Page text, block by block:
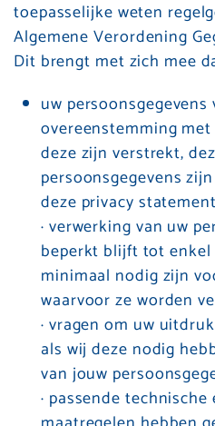
toepasselijke weten
Algemene Verordening
Dit brengt met zich mee
uw
overeenstemming
deze zijn verstrekt,
persoonsgegevens
deze privacy
· verwerking van uw
beperkt blijft tot enkel
minimaal nodig zijn
waarvoor ze worden
· vragen om uw
als wij deze nodig
van jouw
· passende